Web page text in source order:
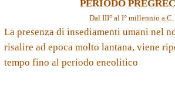
PERIODO
Dal III° al I° millennio a.C.
La presenza di insediamenti umani nel
risalire ad epoca molto lantana, viene
tempo fino al periodo eneolitico